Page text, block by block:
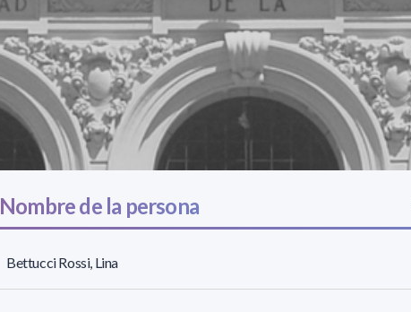
Nombre de la persona
Bettucci Rossi, Lina